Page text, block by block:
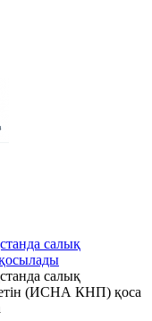
салық
салық
(ИСНА КНП) қоса